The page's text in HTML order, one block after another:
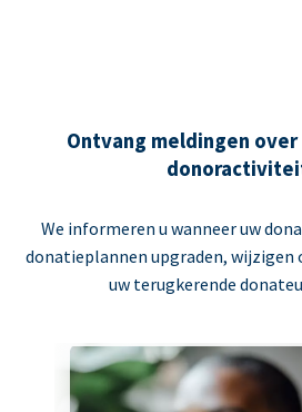
Ontvang meldingen
We informeren u wanneer uw
donatieplannen upgraden, wijzigen
uw terugkerende